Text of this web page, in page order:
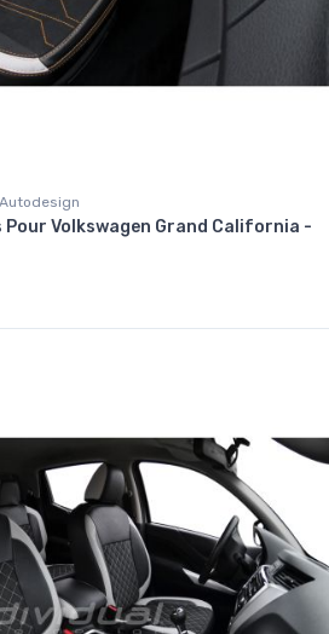
Pour Volkswagen Grand California -